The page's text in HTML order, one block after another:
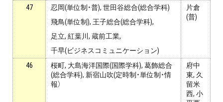
47
忍岡(単位制・普), 世田谷総合(総合学科)
飛鳥(単位制), 王子総合(総合学科),
足立, 紅葉川, 蔵前工業,
千早(ビジネスコミュニケーション)
片倉
(普)
46
桜町, 大島海洋国際(国際学科), 葛飾総合
(総合学科), 新宿山吹(定時制・単位制・情
報）
府中
東, 久
留米
西, 小